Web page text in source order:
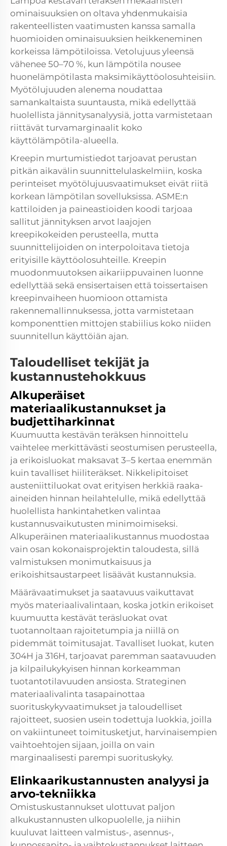
ominaisuuksien on oltava yhdenmukaisia
rakenteellisten vaatimusten kanssa samalla
huomioiden ominaisuuksien heikkeneminen
korkeissa lämpötiloissa. Vetolujuus yleensä
vähenee 50–70 %, kun lämpötila nousee
huonelämpötilasta maksimikäyttöolosuhteisiin.
Myötölujuuden alenema noudattaa
samankaltaista suuntausta, mikä edellyttää
huolellista jännitysanalyysiä, jotta varmistetaan
riittävät turvamarginaalit koko
käyttölämpötila-alueella.
Kreepin murtumistiedot tarjoavat perustan
pitkän aikavälin suunnittelulaskelmiin, koska
perinteiset myötölujuusvaatimukset eivät riitä
korkean lämpötilan sovelluksissa. ASME:n
kattiloiden ja paineastioiden koodi tarjoaa
sallitut jännityksen arvot laajojen
kreepikokeiden perusteella, mutta
suunnittelijoiden on interpoloitava tietoja
erityisille käyttöolosuhteille. Kreepin
muodonmuutoksen aikariippuvainen luonne
edellyttää sekä ensisertaisen että toissertaisen
kreepinvaiheen huomioon ottamista
rakennemallinnuksessa, jotta varmistetaan
komponenttien mittojen stabiilius koko niiden
suunnitellun käyttöiän ajan.
Taloudelliset tekijät ja
kustannustehokkuus
Alkuperäiset
materiaalikustannukset ja
budjettiharkinnat
Kuumuutta kestävän teräksen hinnoittelu
vaihtelee merkittävästi seostumisen perusteella,
ja erikoisluokat maksavat 3–5 kertaa enemmän
kuin tavalliset hiiliteräkset. Nikkelipitoiset
austeniittiluokat ovat erityisen herkkiä raaka-
aineiden hinnan heilahtelulle, mikä edellyttää
huolellista hankintahetken valintaa
kustannusvaikutusten minimoimiseksi.
Alkuperäinen materiaalikustannus muodostaa
vain osan kokonaisprojektin taloudesta, sillä
valmistuksen monimutkaisuus ja
erikoishitsaustarpeet lisäävät kustannuksia.
Määrävaatimukset ja saatavuus vaikuttavat
myös materiaalivalintaan, koska jotkin erikoiset
kuumuutta kestävät teräsluokat ovat
tuotannoltaan rajoitetumpia ja niillä on
pidemmät toimitusajat. Tavalliset luokat, kuten
304H ja 316H, tarjoavat paremman saatavuuden
ja kilpailukykyisen hinnan korkeamman
tuotantotilavuuden ansiosta. Strateginen
materiaalivalinta tasapainottaa
suorituskykyvaatimukset ja taloudelliset
rajoitteet, suosien usein todettuja luokkia, joilla
on vakiintuneet toimitusketjut, harvinaisempien
vaihtoehtojen sijaan, joilla on vain
marginaalisesti parempi suorituskyky.
Elinkaarikustannusten analyysi ja
arvo-tekniikka
Omistuskustannukset ulottuvat paljon
alkukustannusten ulkopuolelle, ja niihin
kuuluvat laitteen valmistus-, asennus-,